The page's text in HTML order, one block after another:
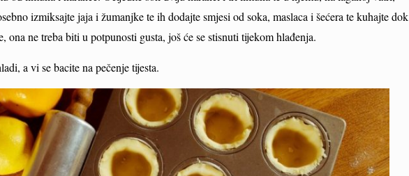
izmiksajte jaja i žumanjke te ih dodajte smjesi od soka, maslaca i šećera te kuhajte dok
ona ne treba biti u potpunosti gusta, još će se stisnuti tijekom hlađenja.
a vi se bacite na pečenje tijesta.